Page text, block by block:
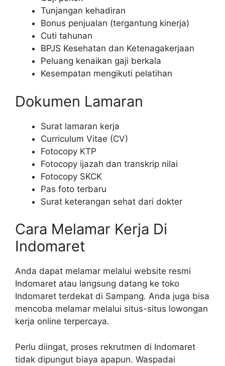
Tunjangan kehadiran
Bonus penjualan (tergantung kinerja)
Cuti tahunan
BPJS Kesehatan dan Ketenagakerjaan
Peluang kenaikan gaji berkala
Kesempatan mengikuti pelatihan
Dokumen Lamaran
Surat lamaran kerja
Curriculum Vitae (CV)
Fotocopy KTP
Fotocopy ijazah dan transkrip nilai
Fotocopy SKCK
Pas foto terbaru
Surat keterangan sehat dari dokter
Cara Melamar Kerja Di
Indomaret
Anda dapat melamar melalui website resmi
Indomaret atau langsung datang ke toko
Indomaret terdekat di Sampang. Anda juga bisa
mencoba melamar melalui situs-situs lowongan
kerja online terpercaya.
Perlu diingat, proses rekrutmen di Indomaret
tidak dipungut biaya apapun. Waspadai